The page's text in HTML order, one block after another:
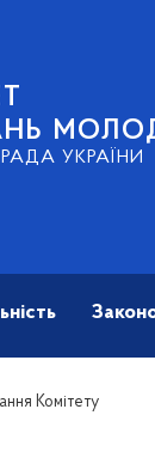
УКРАЇНИ
Комітету